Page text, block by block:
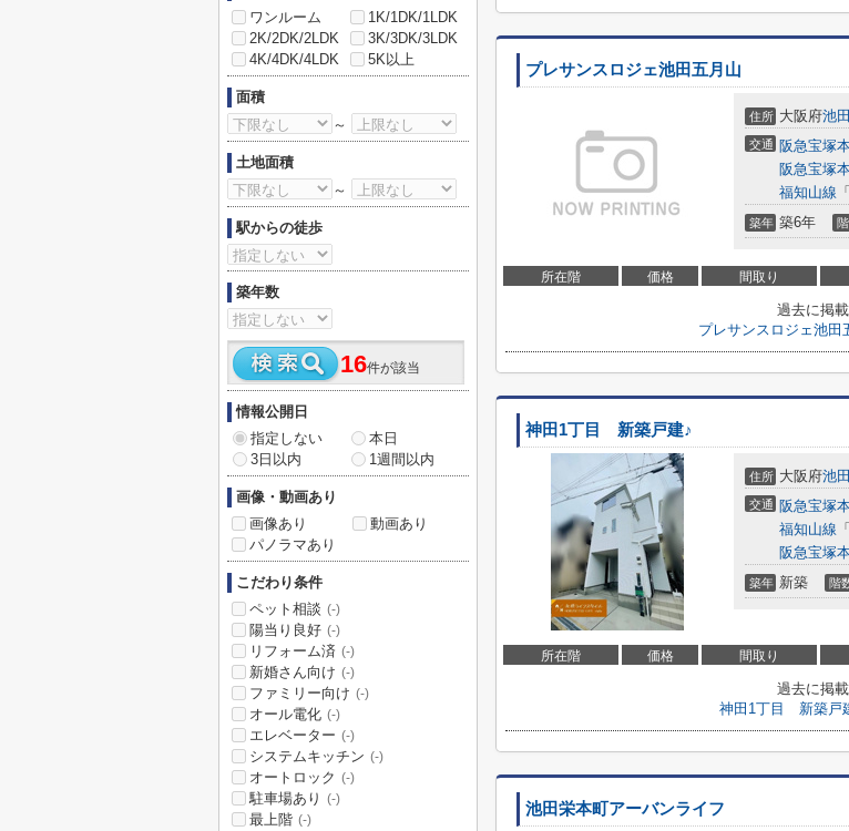
プレサンスロジェ池田五月山
住所 大阪府池
交通 阪急宝塚
阪急宝塚
福知山線 「
築年 築6年
所在階 価格 間取り
過去に掲
プレサンスロジェ池田
神田1丁目 新築戸建♪
住所 大阪府池
交通 阪急宝塚
福知山線 「
阪急宝塚
築年 新築 階
所在階 価格 間取り
過去に掲
神田1丁目 新築戸
池田栄本町アーバンライフ
ワンルーム
1K/1DK/1LDK
2K/2DK/2LDK
3K/3DK/3LDK
4K/4DK/4LDK
5K以上
面積
～
土地面積
～
駅からの徒歩
築年数
16件が該当
情報公開日
指定しない
本日
3日以内
1週間以内
画像・動画あり
画像あり
動画あり
パノラマあり
こだわり条件
ペット相談 (-)
陽当り良好 (-)
リフォーム済 (-)
新婚さん向け (-)
ファミリー向け (-)
オール電化 (-)
エレベーター (-)
システムキッチン (-)
オートロック (-)
駐車場あり (-)
最上階 (-)